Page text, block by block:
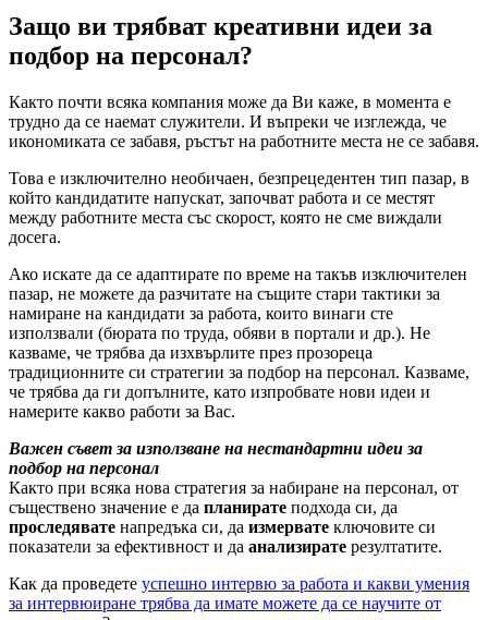
Защо ви трябват креативни идеи за
подбор на персонал?
Както почти всяка компания може да Ви каже, в момента е
трудно да се наемат служители. И въпреки че изглежда, че
икономиката се забавя, ръстът на работните места не се забавя.
Това е изключително необичаен, безпрецедентен тип пазар, в
който кандидатите напускат, започват работа и се местят
между работните места със скорост, която не сме виждали
досега.
Ако искате да се адаптирате по време на такъв изключителен
пазар, не можете да разчитате на същите стари тактики за
намиране на кандидати за работа, които винаги сте
използвали (бюрата по труда, обяви в портали и др.). Не
казваме, че трябва да изхвърлите през прозореца
традиционните си стратегии за подбор на персонал. Казваме,
че трябва да ги допълните, като изпробвате нови идеи и
намерите какво работи за Вас.
Важен съвет за използване на нестандартни идеи за
подбор на персонал
Както при всяка нова стратегия за набиране на персонал, от
съществено значение е да планирате подхода си, да
проследявате напредъка си, да измервате ключовите си
показатели за ефективност и да анализирате резултатите.
Как да проведете успешно интервю за работа и какви умения
за интервюиране трябва да имате можете да се научите от